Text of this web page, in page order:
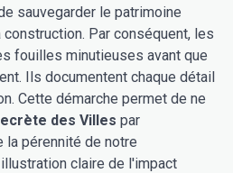
sauvegarder le patrimoine
Par conséquent, les
fouilles minutieuses avant que
Ils documentent chaque détail
Cette démarche permet de ne
des Villes par
la pérennité de notre
claire de l'impact